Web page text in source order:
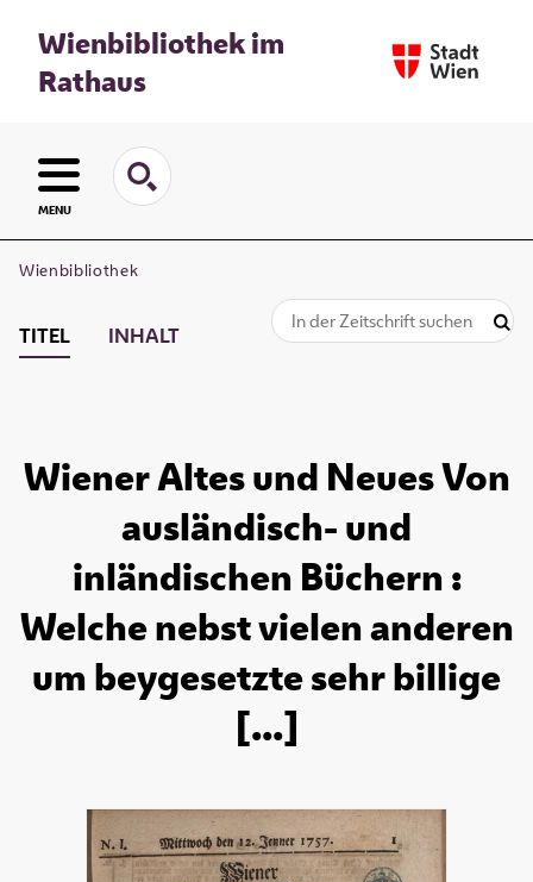
Wienbibliothek im
Rathaus
MENU
Wienbibliothek
TITEL INHALT
Wiener Altes und Neues Von
ausländisch- und
inländischen Büchern :
Welche nebst vielen anderen
um beygesetzte sehr billige
[...]